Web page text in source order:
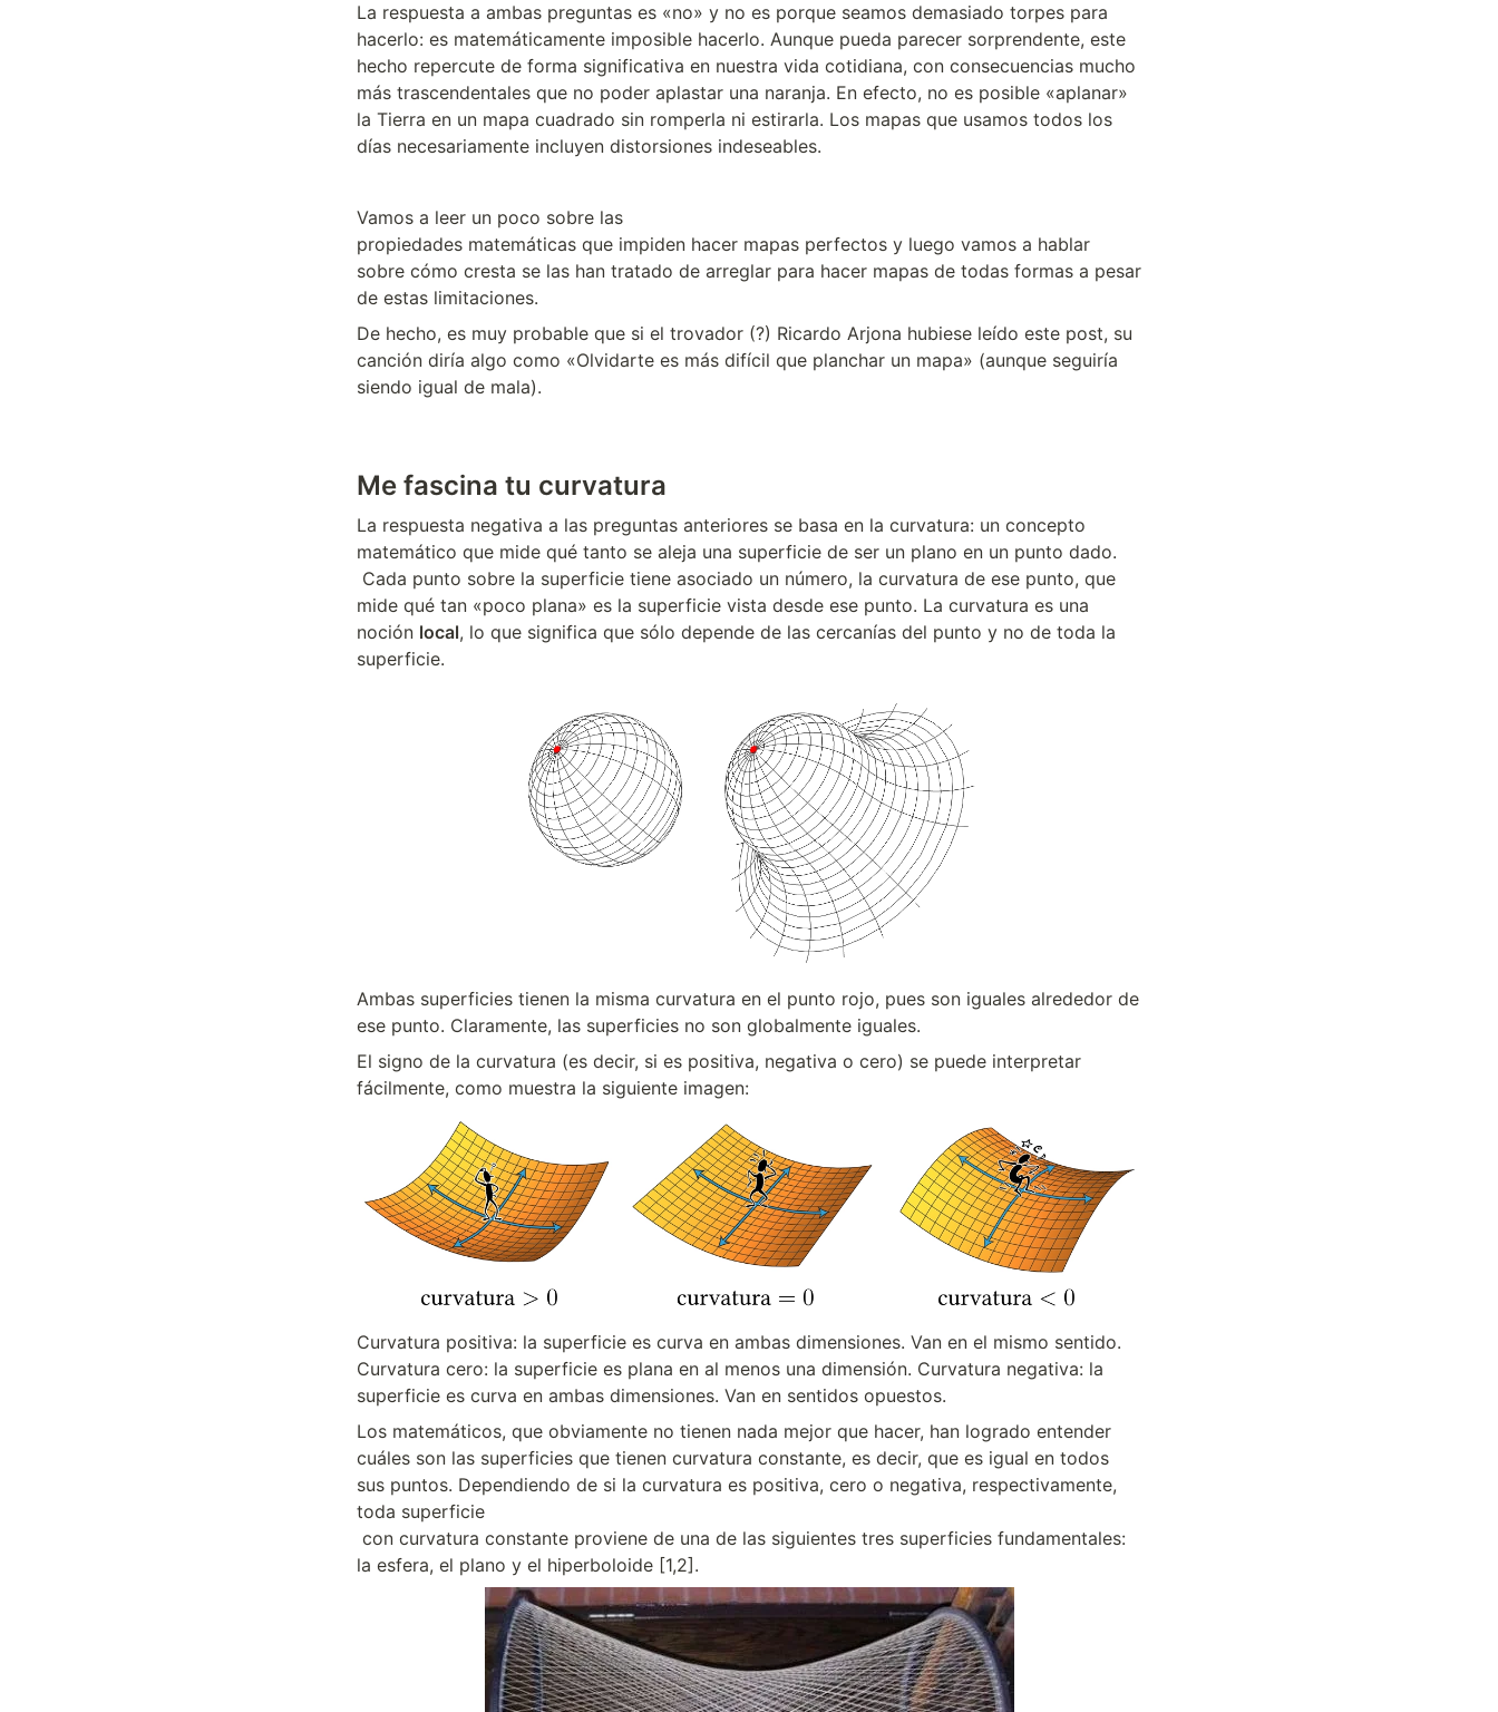
La respuesta a ambas preguntas es «no» y no es porque seamos demasiado torpes para
hacerlo: es matemáticamente imposible hacerlo. Aunque pueda parecer sorprendente, este
hecho repercute de forma significativa en nuestra vida cotidiana, con consecuencias mucho
más trascendentales que no poder aplastar una naranja. En efecto, no es posible «aplanar»
la Tierra en un mapa cuadrado sin romperla ni estirarla. Los mapas que usamos todos los
días necesariamente incluyen distorsiones indeseables.
Vamos a leer un poco sobre las
propiedades matemáticas que impiden hacer mapas perfectos y luego vamos a hablar
sobre cómo cresta se las han tratado de arreglar para hacer mapas de todas formas a pesar
de estas limitaciones.
De hecho, es muy probable que si el trovador (?) Ricardo Arjona hubiese leído este post, su
canción diría algo como «Olvidarte es más difícil que planchar un mapa» (aunque seguiría
siendo igual de mala).
Me fascina tu curvatura
La respuesta negativa a las preguntas anteriores se basa en la curvatura: un concepto
matemático que mide qué tanto se aleja una superficie de ser un plano en un punto dado.
mide qué tan «poco plana» es la superficie vista desde ese punto. La curvatura es una
noción local, lo que significa que sólo depende de las cercanías del punto y no de toda la
superficie.
Ambas superficies tienen la misma curvatura en el punto rojo, pues son iguales alrededor de
ese punto. Claramente, las superficies no son globalmente iguales.
El signo de la curvatura (es decir, si es positiva, negativa o cero) se puede interpretar
fácilmente, como muestra la siguiente imagen:
Curvatura positiva: la superficie es curva en ambas dimensiones. Van en el mismo sentido.
Curvatura cero: la superficie es plana en al menos una dimensión. Curvatura negativa: la
superficie es curva en ambas dimensiones. Van en sentidos opuestos.
Los matemáticos, que obviamente no tienen nada mejor que hacer, han logrado entender
cuáles son las superficies que tienen curvatura constante, es decir, que es igual en todos
sus puntos. Dependiendo de si la curvatura es positiva, cero o negativa, respectivamente,
toda superficie
la esfera, el plano y el hiperboloide [1,2].